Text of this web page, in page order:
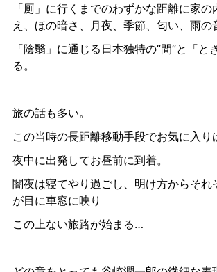
「厠」に行くまでのわずかな距離に家の
え、ほの暗さ、月夜、季節、匂い、雨
「陰翳」に通じる日本独特の”間”と「と
る。
旅の話も多い。
この当時の長距離移動手段でお気に入り
夜中に出発してお昼前に到着。
闇夜は寝てやり過ごし、明け方からそれ
が目に車窓に映り
この上ない旅路が始まる…